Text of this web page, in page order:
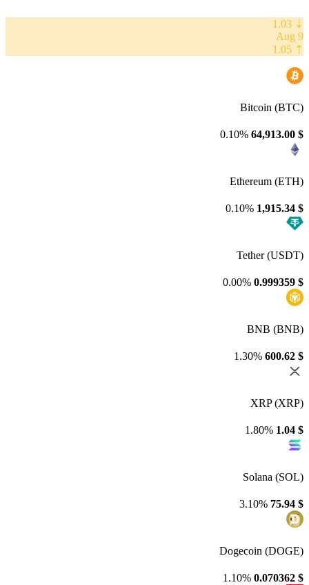
⇣ 1.03
9 Aug
⇡ 1.05
Bitcoin (BTC)
$
64,913.00
0.10%
Ethereum (ETH)
$
1,915.34
0.10%
Tether (USDT)
$
0.999359
0.00%
BNB (BNB)
$
600.62
1.30%
XRP (XRP)
$
1.04
1.80%
Solana (SOL)
$
75.94
3.10%
Dogecoin (DOGE)
$
0.070362
1.10%